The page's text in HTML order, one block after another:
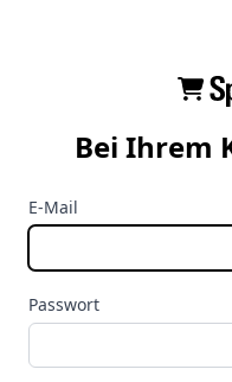
Bei Ihrem
E-Mail
Passwort